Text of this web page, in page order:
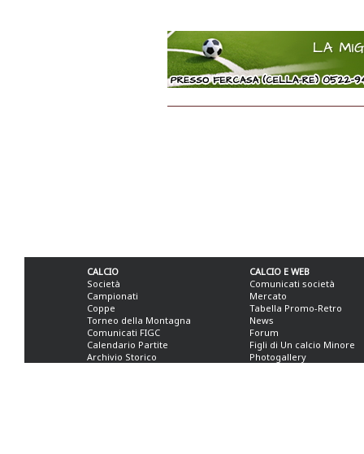
CALCIO
Società
Campionati
Coppe
Torneo della Montagna
Comunicati FIGC
Calendario Partite
Archivio Storico
CALCIO E WEB
Comunicati società
Mercato
Tabella Promo-Retro
News
Forum
Figli di Un calcio Minore
Photogallery